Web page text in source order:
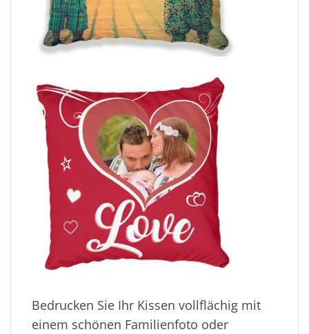
Bedrucken Sie Ihr Kissen vollflächig mit
einem schönen Familienfoto oder